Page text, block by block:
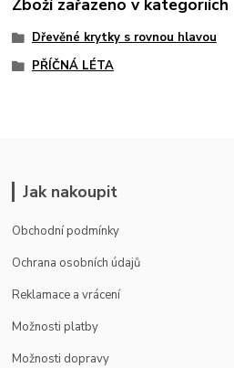
Zboží zařazeno v kategoriích
Dřevěné krytky s rovnou hlavou
PŘÍČNÁ LÉTA
Jak nakoupit
Obchodní podmínky
Ochrana osobních údajů
Reklamace a vrácení
Možnosti platby
Možnosti dopravy